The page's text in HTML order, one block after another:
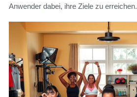
Anwender dabei, ihre Ziele zu erreichen.